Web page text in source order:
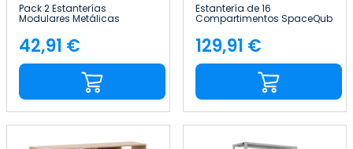
Pack 2 Estanterías
Modulares Metálicas
120kg 70x30x70cm 7house
Precio
42,91 €
Estantería de 16
Compartimentos SpaceQub
134x31.5x134cm 7house
Precio
129,91 €